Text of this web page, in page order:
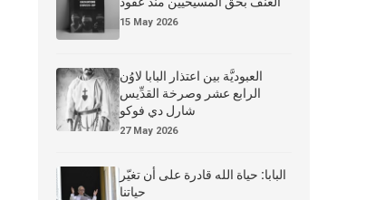
15 May 2026
العبوديَّة بين اعتذار البابا لاوُن
الرابع عشر وصرخة القدِّيس
شارل دي فوكو
27 May 2026
البابا: حياة الله قادرة على أن تغيّر
حياتنا